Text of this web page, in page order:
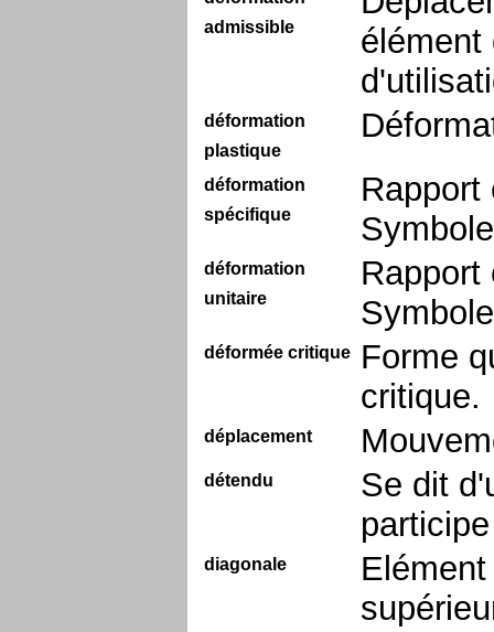
admissible
élément
déformation
plastique
déformation
spécifique
Rapport
déformation
unitaire
Rapport
déformée critique
Forme
critique.
déplacement
détendu
Se dit
diagonale